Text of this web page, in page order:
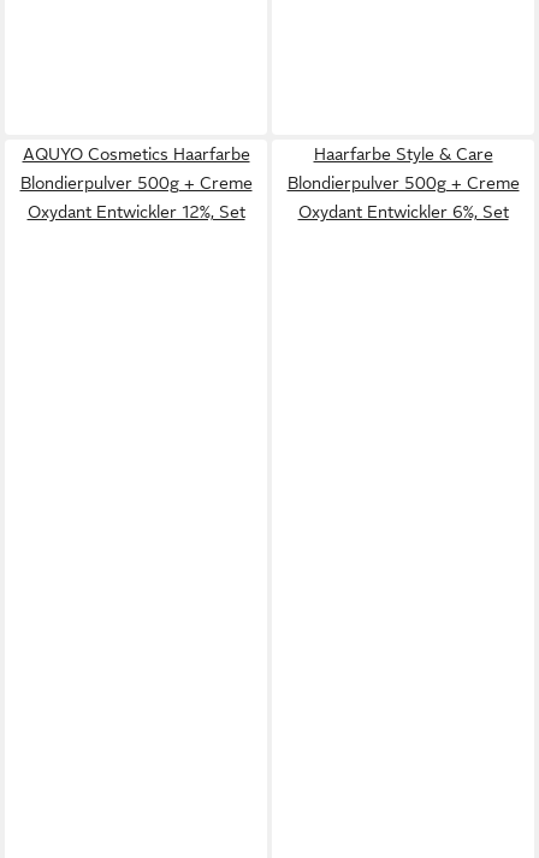
AQUYO Cosmetics Haarfarbe
Blondierpulver 500g + Creme
Oxydant Entwickler 12%, Set
Haarfarbe Style & Care
Blondierpulver 500g + Creme
Oxydant Entwickler 6%, Set